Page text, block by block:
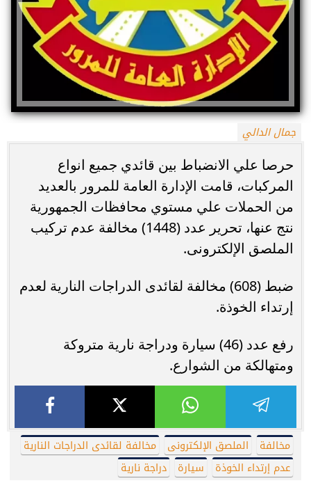
جمال الدالي
حرصا علي الانضباط بين قائدي جميع انواع
المركبات، قامت الإدارة العامة للمرور بالعديد
من الحملات علي مستوي محافظات الجمهورية
نتج عنها، تحرير عدد (1448) مخالفة عدم تركيب
الملصق الإلكترونى.
ضبط (608) مخالفة لقائدى الدراجات النارية لعدم
إرتداء الخوذة.
رفع عدد (46) سيارة ودراجة نارية متروكة
ومتهالكة من الشوارع.
مخالفة الملصق الإلكترونى
مخالفة لقائدى الدراجات النارية
عدم إرتداء الخوذة
سيارة دراجة نارية